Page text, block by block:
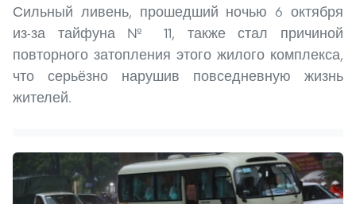
Сильный ливень, прошедший ночью 6 октября
из-за тайфуна № 11, также стал причиной
повторного затопления этого жилого комплекса,
что серьёзно нарушив повседневную жизнь
жителей.